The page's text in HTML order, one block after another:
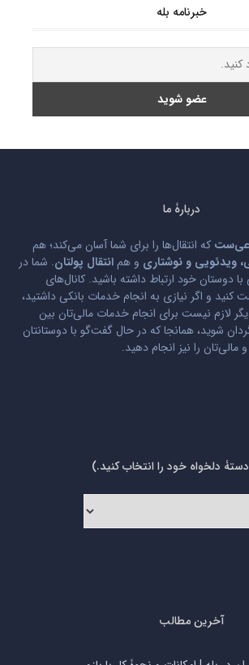
خبرنامه بله
دربارۀ ما
که انتقال‌ها را برای شما آسان می‌کند؛ هم
ویدئویی و نوشتاری و هم انتقال پولتان. شما در
دوستان خود ارتباط داشته باشید. کانال‌های
و اگر نیازی به انجام خدمات بانکی داشتید،
لازم نیست برای انجام خدمات مالی‌تان بین
شوید، همانجا که در حال گفت‌گو با دوستانتان
را نیز انجام دهید.
دلخواه خود را انتخاب کنید.)
آخرین مطالب